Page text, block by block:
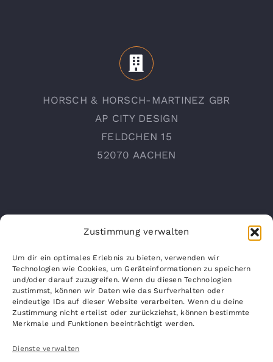
Zustimmung verwalten
Um dir ein optimales Erlebnis zu bieten, verwenden wir
Technologien wie Cookies, um Geräteinformationen zu speichern
und/oder darauf zuzugreifen. Wenn du diesen Technologien
zustimmst, können wir Daten wie das Surfverhalten oder
eindeutige IDs auf dieser Website verarbeiten. Wenn du deine
Zustimmung nicht erteilst oder zurückziehst, können bestimmte
Merkmale und Funktionen beeinträchtigt werden.
Dienste verwalten
HORSCH & HORSCH-MARTINEZ GBR
AP CITY DESIGN
FELDCHEN 15
52070 AACHEN
INFO@AP-CITYDESIGN.COM
WWW.AP-CITYDESIGN.COM